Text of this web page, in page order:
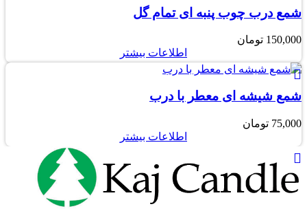
شمع درب چوب پنبه ای تمام گل
150,000 تومان
اطلاعات بیشتر
شمع شیشه ای معطر با درب
75,000 تومان
اطلاعات بیشتر